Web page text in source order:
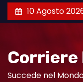
a
10 Agosto
Corriere
Succede nel